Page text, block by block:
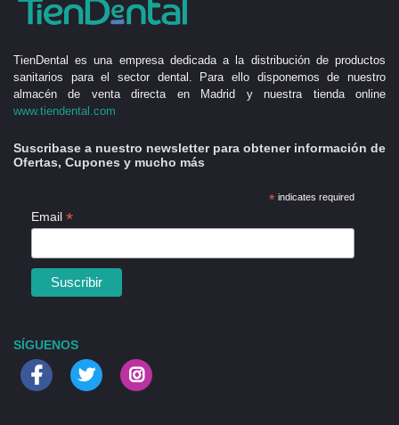
TienDental es una empresa dedicada a la distribución de productos
sanitarios para el sector dental. Para ello disponemos de nuestro
almacén de venta directa en Madrid y nuestra tienda online
www.tiendental.com
Suscribase a nuestro newsletter para obtener información de
Ofertas, Cupones y mucho más
*indicates required
Email *
SÍGUENOS